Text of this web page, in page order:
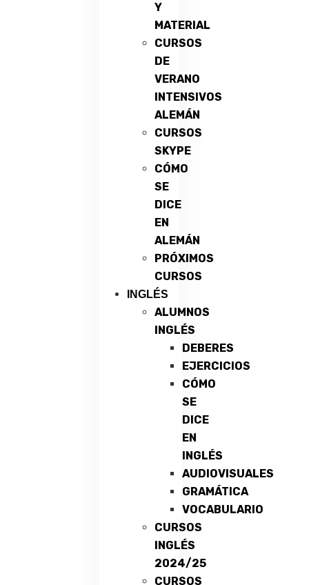
Y
MATERIAL
CURSOS
DE
VERANO
INTENSIVOS
ALEMÁN
CURSOS
SKYPE
CÓMO
SE
DICE
EN
ALEMÁN
PRÓXIMOS
CURSOS
INGLÉS
ALUMNOS
INGLÉS
DEBERES
EJERCICIOS
CÓMO
SE
DICE
EN
INGLÉS
AUDIOVISUALES
GRAMÁTICA
VOCABULARIO
CURSOS
INGLÉS
2024/25
CURSOS